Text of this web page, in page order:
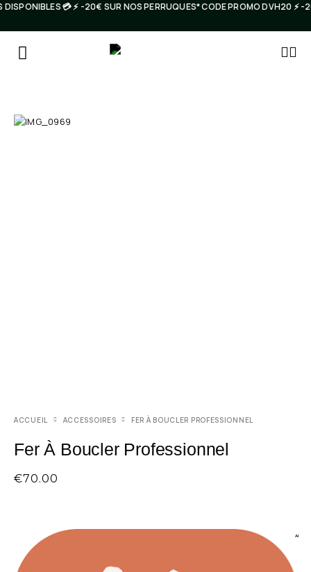
💳 ⚡️ -20€ SUR NOS PERRUQUES* CODE PROMO DVH20 ⚡️
ACCUEIL ACCESSOIRES FER À BOUCLER PROFESSIONNEL
Fer À Boucler Professionnel
€70.00
AI